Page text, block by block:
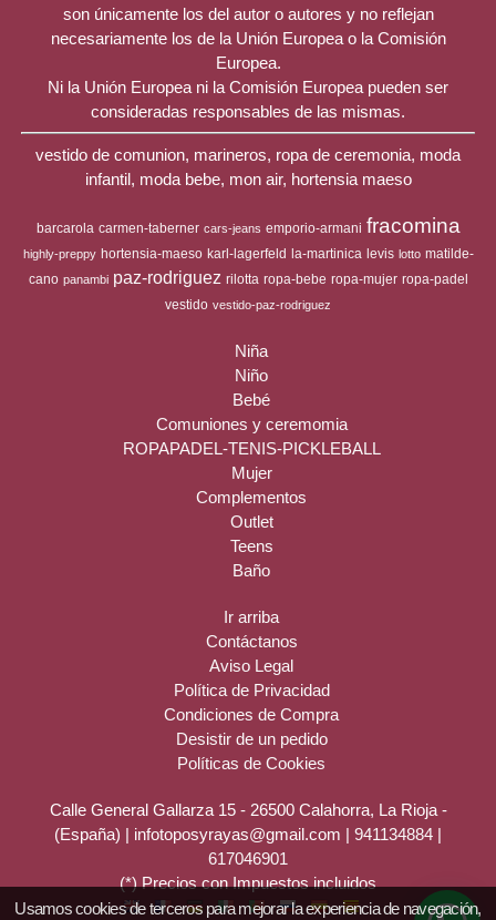
son únicamente los del autor o autores y no reflejan
necesariamente los de la Unión Europea o la Comisión
Europea.
Ni la Unión Europea ni la Comisión Europea pueden ser
consideradas responsables de las mismas.
vestido de comunion, marineros, ropa de ceremonia, moda
infantil, moda bebe, mon air, hortensia maeso
barcarola carmen-taberner cars-jeans emporio-armani fracomina
highly-preppy hortensia-maeso karl-lagerfeld la-martinica levis lotto matilde-
cano panambi paz-rodriguez rilotta ropa-bebe ropa-mujer ropa-padel
vestido vestido-paz-rodriguez
Niña
Niño
Bebé
Comuniones y ceremomia
ROPAPADEL-TENIS-PICKLEBALL
Mujer
Complementos
Outlet
Teens
Baño
Ir arriba
Contáctanos
Aviso Legal
Política de Privacidad
Condiciones de Compra
Desistir de un pedido
Políticas de Cookies
Calle General Gallarza 15 - 26500 Calahorra, La Rioja -
(España) | infotoposyrayas@gmail.com | 941134884 |
617046901
(*) Precios con Impuestos incluidos
Usamos cookies de terceros para mejorar la experiencia de navegación,